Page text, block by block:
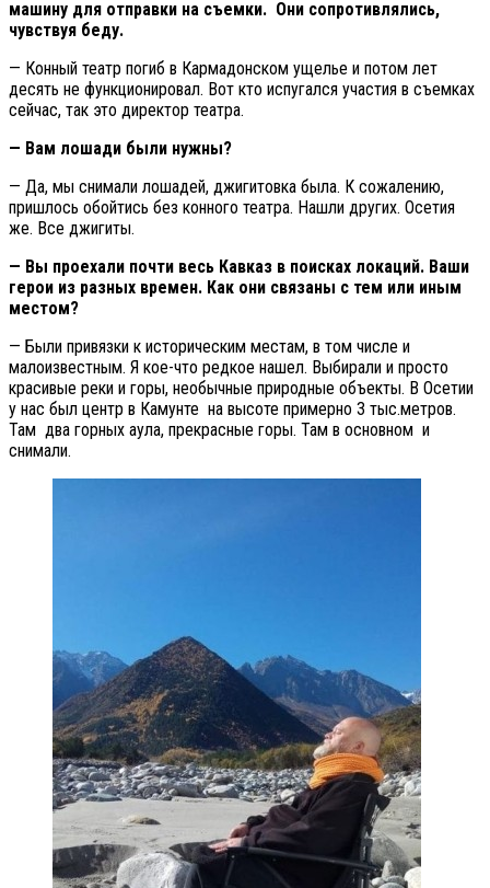
машину для отправки на съемки. Они сопротивлялись,
чувствуя беду.
— Конный театр погиб в Кармадонском ущелье и потом лет
десять не функционировал. Вот кто испугался участия в съемках
сейчас, так это директор театра.
— Вам лошади были нужны?
— Да, мы снимали лошадей, джигитовка была. К сожалению,
пришлось обойтись без конного театра. Нашли других. Осетия
же. Все джигиты.
— Вы проехали почти весь Кавказ в поисках локаций. Ваши
герои из разных времен. Как они связаны с тем или иным
местом?
— Были привязки к историческим местам, в том числе и
малоизвестным. Я кое-что редкое нашел. Выбирали и просто
красивые реки и горы, необычные природные объекты. В Осетии
у нас был центр в Камунте на высоте примерно 3 тыс.метров.
Там два горных аула, прекрасные горы. Там в основном и
снимали.